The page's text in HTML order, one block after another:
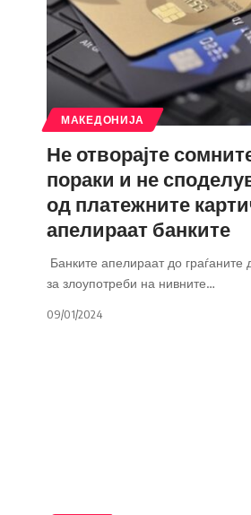
МАКЕДОНИЈА
Не отворајте
пораки и не
од платежните
апелираат банките
Банките апелираат до
за злоупотреби на нивните…
09/01/2024